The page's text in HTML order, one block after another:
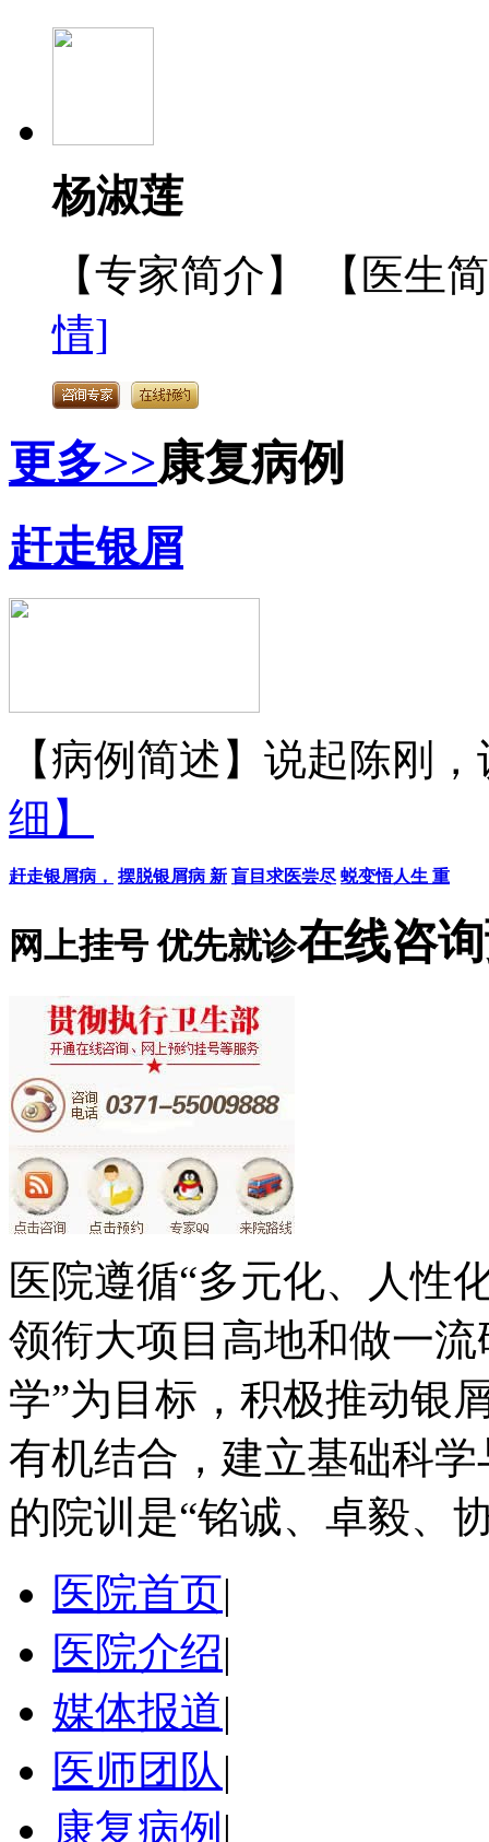
杨淑莲
【专家简介】 【医生
情]
更多>>康复病例
赶走银屑
【病例简述】说起陈刚
细】
赶走银屑病， 摆脱银屑病 新 盲目求医尝尽 蜕变悟人生 重
网上挂号 优先就诊在线咨
医院遵循“多元化、人性
领衔大项目高地和做一
学”为目标，积极推动银
有机结合，建立基础科
的院训是“铭诚、卓毅、
医院首页|
医院介绍|
媒体报道|
医师团队 |
康复病例 |